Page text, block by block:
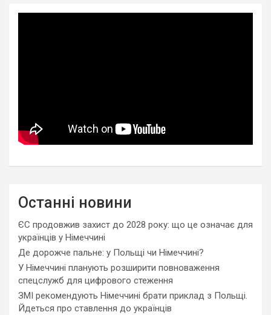
Останні новини
ЄС продовжив захист до 2028 року: що це означає для
українців у Німеччині
Де дорожче пальне: у Польщі чи Німеччині?
У Німеччині планують розширити повноваження
спецслужб для цифрового стеження
ЗМІ рекомендують Німеччині брати приклад з Польщі.
Йдеться про ставлення до українців